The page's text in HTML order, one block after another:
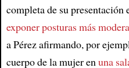
completa de su presentación
exponer posturas más
a Pérez afirmando, por
cuerpo de la mujer enuna